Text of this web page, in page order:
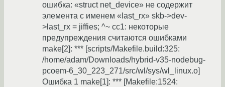
ошибка: «struct net_device» не содержит
элемента с именем «last_rx» skb->dev-
>last_rx = jiffies; ^~ cc1: некоторые
предупреждения считаются ошибками
make[2]: *** [scripts/Makefile.build:325:
/home/adam/Downloads/hybrid-v35-nodebug-
pcoem-6_30_223_271/src/wl/sys/wl_linux.o]
Ошибка 1 make[1]: *** [Makefile:1524: